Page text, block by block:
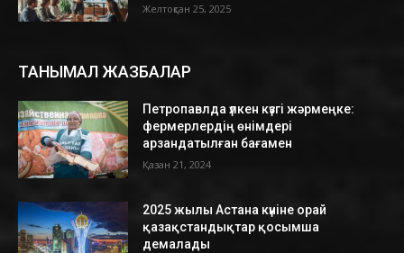
Желтоқсан 25, 2025
ТАНЫМАЛ ЖАЗБАЛАР
Петропавлда үлкен күзгі жәрмеңке:
фермерлердің өнімдері
арзандатылған бағамен
Қазан 21, 2024
2025 жылы Астана күніне орай
қазақстандықтар қосымша
демалады